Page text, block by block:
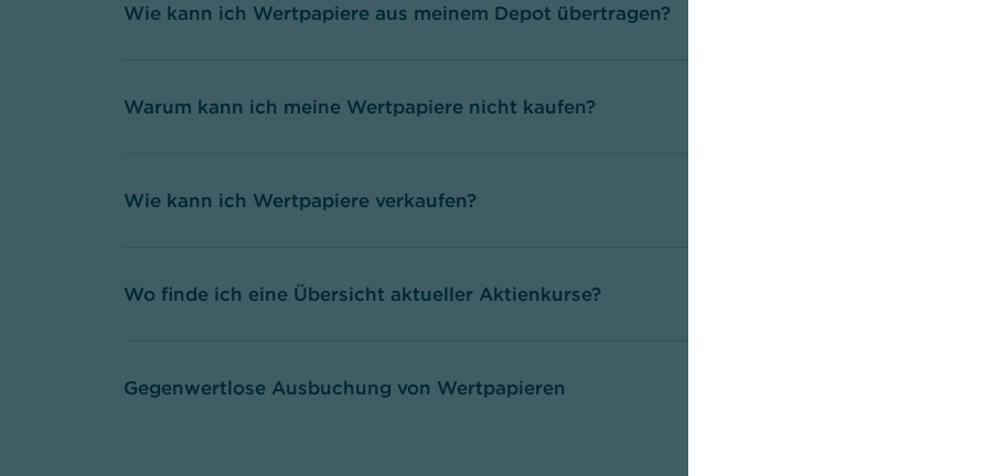
Wie kann ich Wertpapiere aus meinem Depot übertragen?
Warum kann ich meine Wertpapiere nicht kaufen?
Wie kann ich Wertpapiere verkaufen?
Wo finde ich eine Übersicht aktueller Aktienkurse?
Gegenwertlose Ausbuchung von Wertpapieren